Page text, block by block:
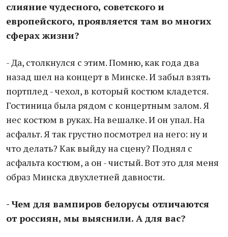
слияние чудесного, советского и
европейского, проявляется там во многих
сферах жизни?
- Да, столкнулся с этим. Помню, как года два
назад шел на концерт в Минске. И забыл взять
портплед - чехол, в который костюм кладется.
Гостиница была рядом с концертным залом. Я
нес костюм в руках. На вешалке. И он упал. На
асфальт. Я так грустно посмотрел на него: ну и
что делать? Как выйду на сцену? Поднял с
асфальта костюм, а он - чистый. Вот это для меня
образ Минска двухлетней давности.
- Чем для вампиров белорусы отличаются
от россиян, мы выяснили. А для вас?